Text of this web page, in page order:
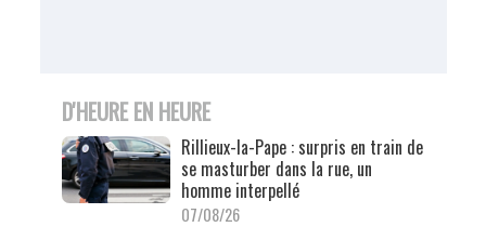
D'HEURE EN HEURE
Rillieux-la-Pape : surpris en train de
se masturber dans la rue, un
homme interpellé
07/08/26